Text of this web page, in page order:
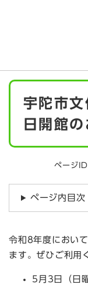
本
宇陀市
日開館
ページ
ページ内目次
令和8年度におい
ます。ぜひご利用
5月3日（日